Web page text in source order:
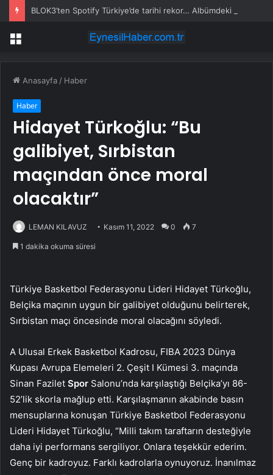
Menü
Anasayfa / Haber
Haber
Hidayet Türkoğlu: “Bu
galibiyet, Sırbistan
maçından önce moral
olacaktır”
LEMAN KILAVUZ Kasım 11, 2022 0 7
1 dakika okuma süresi
Türkiye Basketbol Federasyonu Lideri Hidayet Türkoğlu,
Belçika maçının uygun bir galibiyet olduğunu belirterek,
Sırbistan maçı öncesinde moral olacağını söyledi.
A Ulusal Erkek Basketbol Kadrosu, FIBA 2023 Dünya
Kupası Avrupa Elemeleri 2. Çeşit I Kümesi 3. maçında
Sinan Fazilet Spor Salonu’nda karşılaştığı Belçika’yı 86-
52’lik skorla mağlup etti. Karşılaşmanın akabinde basın
mensuplarına konuşan Türkiye Basketbol Federasyonu
Lideri Hidayet Türkoğlu, “Milli takım taraftarın desteğiyle
daha iyi performans sergiliyor. Onlara teşekkür ederim.
Genç bir kadroyuz. Farklı kadrolarla oynuyoruz. İnanılmaz